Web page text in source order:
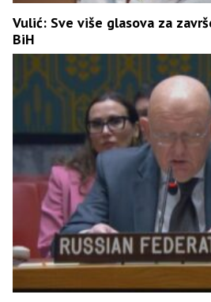
Vulić: Sve više glasova za
BiH